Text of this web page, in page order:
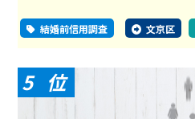
結婚前信用調査 文京区
5